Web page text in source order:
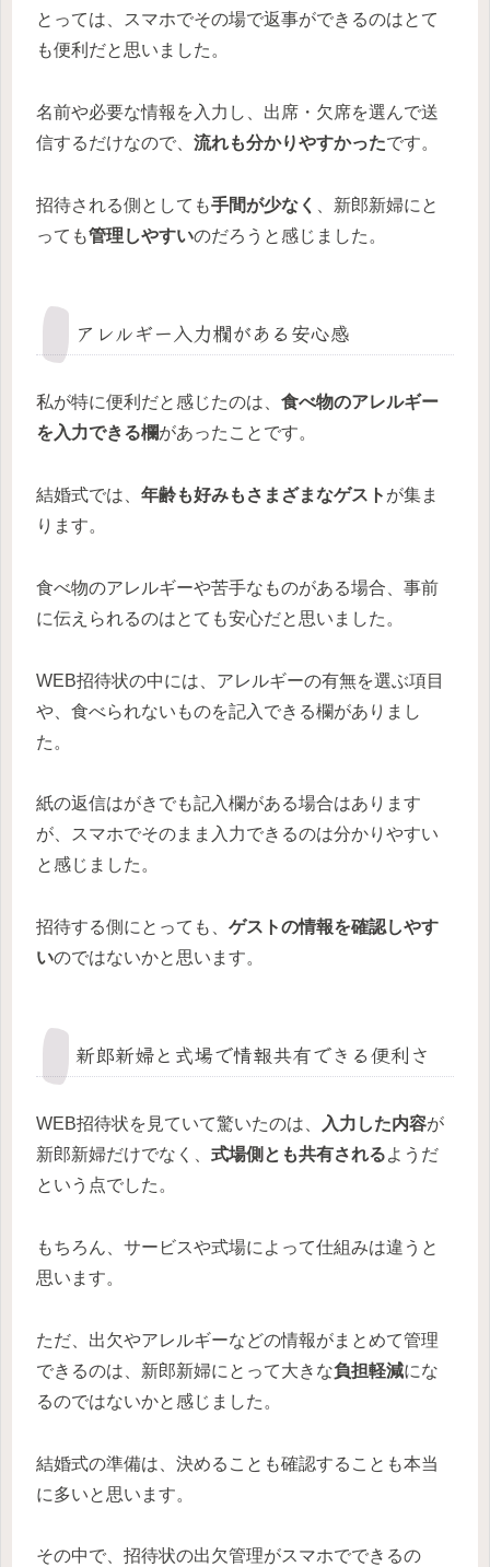
とっては、スマホでその場で返事ができるのはとて
も便利だと思いました。
名前や必要な情報を入力し、出席・欠席を選んで送
信するだけなので、 流れも分かりやすかったです。
招待される側としても手間が少なく
、新郎新婦にと
っても管理しやすいのだろうと感じました。
アレルギー入力欄がある安心感
私が特に便利だと感じたのは、 食べ物のアレルギー
を入力できる欄があったことです。
結婚式では、 年齢も好みもさまざまなゲスト が集ま
ります。
食べ物のアレルギーや苦手なものがある場合、事前
に伝えられるのはとても安心だと思いました。
WEB招待状の中には、アレルギーの有無を選ぶ項目
や、食べられないものを記入できる欄がありまし
た。
紙の返信はがきでも記入欄がある場合はあります
が、スマホでそのまま入力できるのは分かりやすい
と感じました。
招待する側にとっても、 ゲストの情報を確認しやす
いのではないかと思います。
新郎新婦と式場で情報共有できる便利さ
WEB招待状を見ていて驚いたのは、 入力した内容が
新郎新婦だけでなく、 式場側とも共有されるようだ
という点でした。
もちろん、サービスや式場によって仕組みは違うと
思います。
ただ、出欠やアレルギーなどの情報がまとめて管理
できるのは、新郎新婦にとって大きな負担軽減にな
るのではないかと感じました。
結婚式の準備は、決めることも確認することも本当
に多いと思います。
その中で、招待状の出欠管理がスマホでできるの